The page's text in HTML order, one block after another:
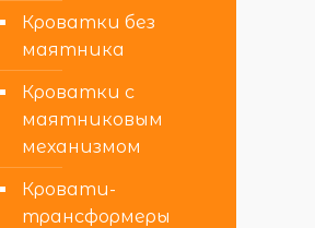
Кроватки без
маятника
Кроватки с
маятниковым
механизмом
Кровати-
трансформеры